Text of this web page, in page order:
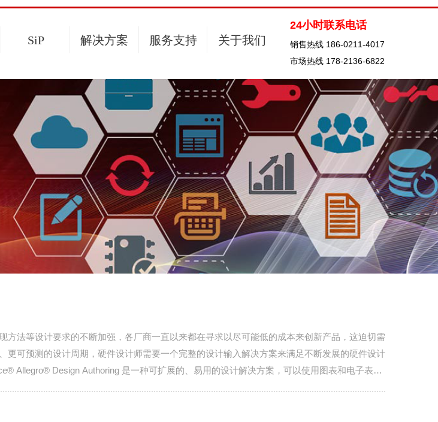
SiP 解决方案 服务支持 关于我们
24小时联系电话
销售热线 186-0211-4017
市场热线 178-2136-6822
方法等设计要求的不断加强，各厂商一直以来都在寻求以尽可能低的成本来创新产品，这迫切需
更可预测的设计周期，硬件设计师需要一个完整的设计输入解决方案来满足不断发展的硬件设计
Allegro® Design Authoring 是一种可扩展的、易用的设计解决方案，可以使用图表和电子表格